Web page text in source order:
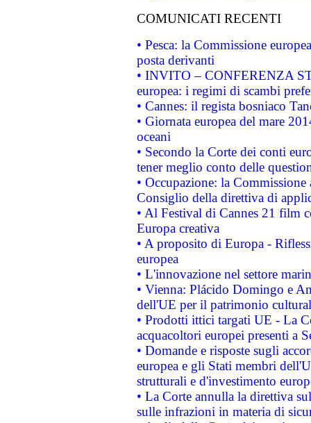
COMUNICATI RECENTI
• Pesca: la Commissione
posta derivanti
• INVITO – CONFERENZA
europea: i regimi di scambi
• Cannes: il regista bosniaco
• Giornata europea del mare
oceani
• Secondo la Corte dei conti
tener meglio conto delle
• Occupazione: la
Consiglio della direttiva di
• Al Festival di Cannes 21 film
Europa creativa
• A proposito di Europa -
europea
• L'innovazione nel settore
• Vienna: Plácido Domingo e
dell'UE per il patrimonio
• Prodotti ittici targati UE - La
acquacoltori europei presenti a
• Domande e risposte sugli
europea e gli Stati membri
strutturali e d'investimento
• La Corte annulla la direttiva
sulle infrazioni in materia di